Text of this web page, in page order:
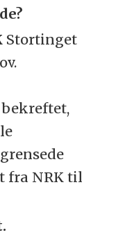
Stortinget
fra NRK til